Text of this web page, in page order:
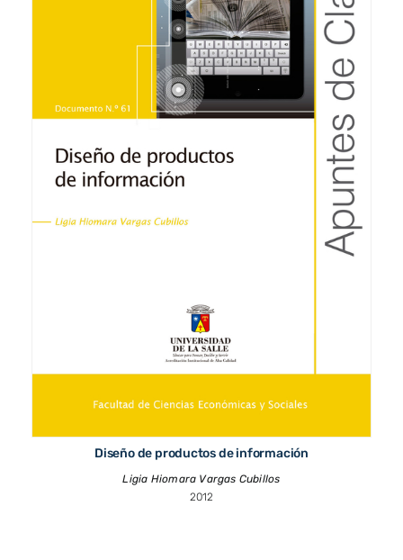
Diseño de productos de información
Ligia Hiomara Vargas Cubillos
2012